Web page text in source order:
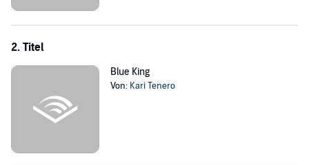
Leben drängt?
2. Titel
Blue King
Von: Kari Tenero